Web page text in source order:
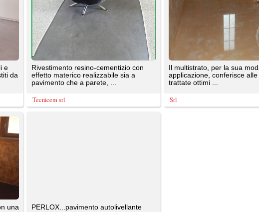
Pavimentidiresina.it di Rita Raffaele
Tutte le immagini presenti sul portale sono di proprietà dei rispettivi autori. E' proibita la riproduzione totale o